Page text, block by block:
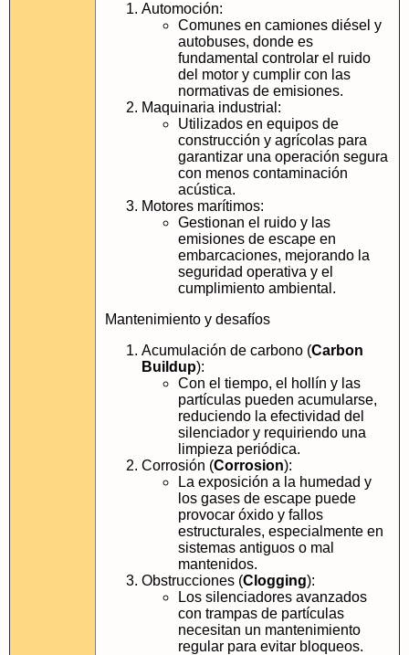
Automoción:
Comunes en camiones diésel y
autobuses, donde es
fundamental controlar el ruido
del motor y cumplir con las
normativas de emisiones.
Maquinaria industrial:
Utilizados en equipos de
construcción y agrícolas para
garantizar una operación segura
con menos contaminación
acústica.
Motores marítimos:
Gestionan el ruido y las
emisiones de escape en
embarcaciones, mejorando la
seguridad operativa y el
cumplimiento ambiental.
Mantenimiento y desafíos
Acumulación de carbono (Carbon
Buildup):
Con el tiempo, el hollín y las
partículas pueden acumularse,
reduciendo la efectividad del
silenciador y requiriendo una
limpieza periódica.
Corrosión (Corrosion):
La exposición a la humedad y
los gases de escape puede
provocar óxido y fallos
estructurales, especialmente en
sistemas antiguos o mal
mantenidos.
Obstrucciones (Clogging):
Los silenciadores avanzados
con trampas de partículas
necesitan un mantenimiento
regular para evitar bloqueos.